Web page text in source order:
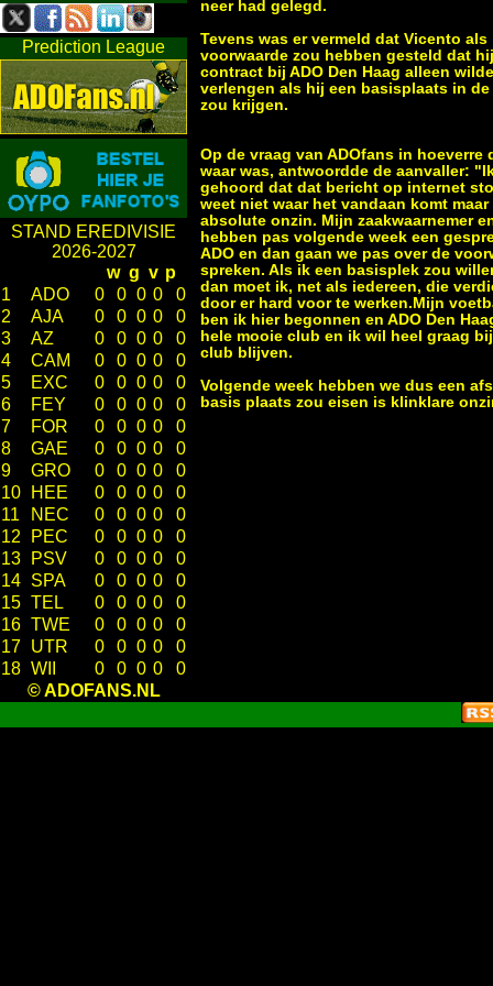
Prediction League
STAND EREDIVISIE
2026-2027
w g v p
1
ADO 0 0 0 0
0
2
AJA 0 0 0 0
0
3
AZ 0 0 0 0
0
4
CAM 0 0 0 0
0
5
EXC 0 0 0 0
0
6
FEY 0 0 0 0
0
7
FOR 0 0 0 0
0
8
GAE 0 0 0 0
0
9
GRO 0 0 0 0
0
10
HEE 0 0 0 0
0
11
NEC 0 0 0 0
0
12
PEC 0 0 0 0
0
13
PSV 0 0 0 0
0
14 SPA 0 0 0 0
0
15 TEL 0 0 0 0
0
16 TWE 0 0 0 0
0
17 UTR 0 0 0 0
0
18 WII 0 0 0 0
0
© ADOFANS.NL
neer had gelegd.
Tevens was er vermeld dat Vicento als
voorwaarde zou hebben gesteld dat
contract bij ADO Den Haag alleen wilde
verlengen als hij een basisplaats in
zou krijgen.
Op de vraag van ADOfans in hoeverre
waar was, antwoordde de aanvaller:
gehoord dat dat bericht op internet
weet niet waar het vandaan komt
absolute onzin. Mijn zaakwaarnemer
hebben pas volgende week een
ADO en dan gaan we pas over de
spreken. Als ik een basisplek zou
dan moet ik, net als iedereen, die
door er hard voor te werken.Mijn
ben ik hier begonnen en ADO Den
hele mooie club en ik wil heel graag
club blijven.
Volgende week hebben we dus een
basis plaats zou eisen is klinklare